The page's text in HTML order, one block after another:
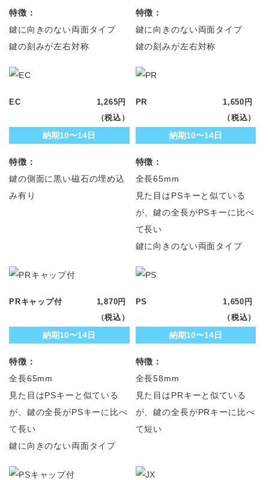
特徴：
鍵に向きのない両面タイプ
鍵の刻みが左右対称
特徴：
鍵に向きのない両面タイプ
鍵の刻みが左右対称
EC
1,265円
（税込）
納期10〜14日
特徴：
鍵の側面に黒い磁石の埋め込
み有り
PR
1,650円
（税込）
納期10〜14日
特徴：
全長65mm
見た目はPSキーと似ている
が、鍵の全長がPSキーに比べ
て長い
鍵に向きのない両面タイプ
PRキャップ付
1,870円
（税込）
納期10〜14日
特徴：
全長65mm
見た目はPSキーと似ている
が、鍵の全長がPSキーに比べ
て長い
鍵に向きのない両面タイプ
PS
1,650円
（税込）
納期10〜14日
特徴：
全長58mm
見た目はPRキーと似ている
が、鍵の全長がPRキーに比べ
て短い